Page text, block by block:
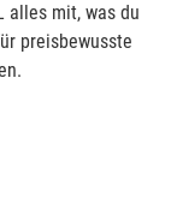
alles mit, was du
preisbewusste